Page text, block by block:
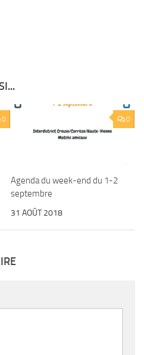
0 0
Agenda du week-end du 1-2
septembre
31 AOÛT 2018